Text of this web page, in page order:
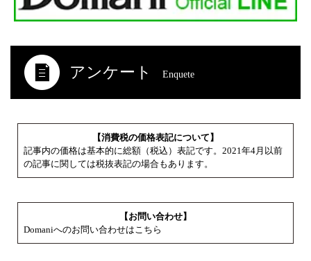
アンケート Enquete
【消費税の価格表記について】
記事内の価格は基本的に総額（税込）表記です。2021年4月以前
の記事に関しては税抜表記の場合もあります。
【お問い合わせ】
Domaniへのお問い合わせはこちら